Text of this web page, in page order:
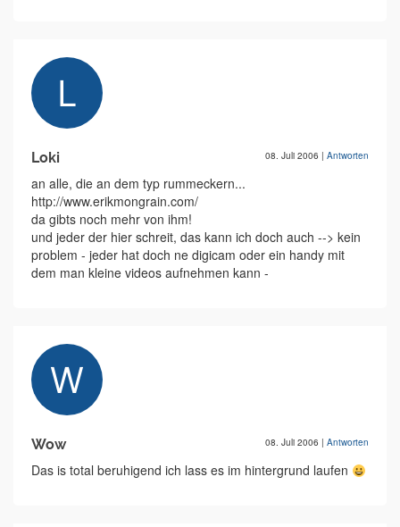
Loki 08. Juli 2006 | Antworten
an alle, die an dem typ rummeckern...
http://www.erikmongrain.com/
da gibts noch mehr von ihm!
und jeder der hier schreit, das kann ich doch auch --> kein
problem - jeder hat doch ne digicam oder ein handy mit
dem man kleine videos aufnehmen kann -
Wow 08. Juli 2006 | Antworten
Das is total beruhigend ich lass es im hintergrund laufen